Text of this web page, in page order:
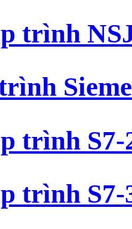
trình
trình S7-
trình S7-